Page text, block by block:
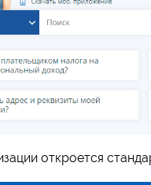
откроется